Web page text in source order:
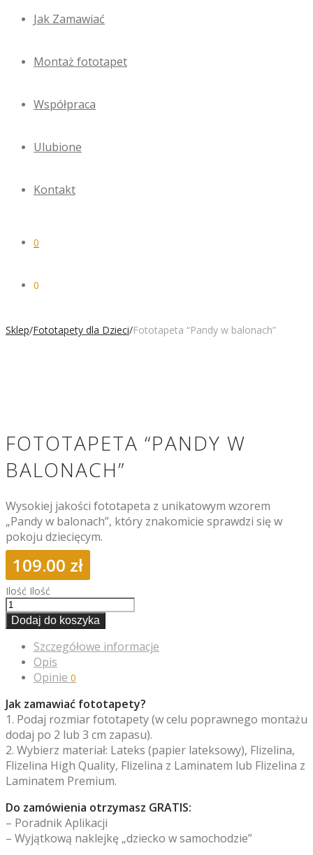
Jak Zamawiać
Montaż fototapet
Współpraca
Ulubione
Kontakt
0
0
Sklep/Fototapety dla Dzieci/Fototapeta “Pandy w balonach”
FOTOTAPETA “PANDY W
BALONACH”
Wysokiej jakości fototapeta z unikatowym wzorem
„Pandy w balonach”, który znakomicie sprawdzi się w
pokoju dziecięcym.
109.00 zł
Ilość Ilość
Dodaj do koszyka
Szczegółowe informacje
Opis
Opinie 0
Jak zamawiać fototapety?
1. Podaj rozmiar fototapety (w celu poprawnego montażu
dodaj po 2 lub 3 cm zapasu).
2. Wybierz materiał: Lateks (papier lateksowy), Flizelina,
Flizelina High Quality, Flizelina z Laminatem lub Flizelina z
Laminatem Premium.
Do zamówienia otrzymasz GRATIS:
– Poradnik Aplikacji
– Wyjątkową naklejkę „dziecko w samochodzie”